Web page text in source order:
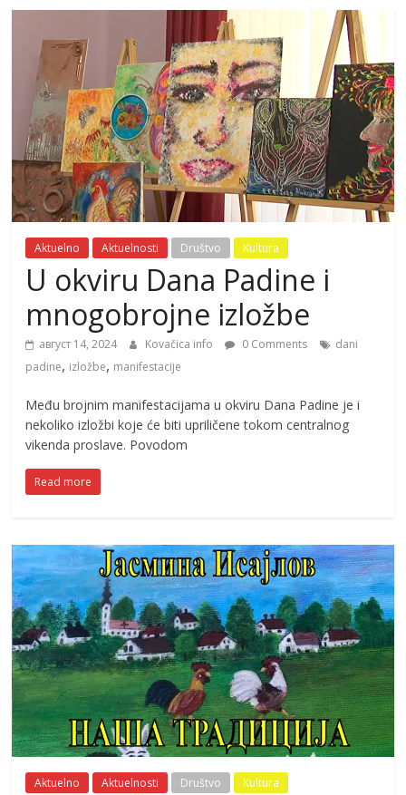
Aktuelno Aktuelnosti Društvo Kultura
U okviru Dana Padine i
mnogobrojne izložbe
август 14, 2024 Kovačica info 0 Comments
dani
padine, izložbe, manifestacije
Među brojnim manifestacijama u okviru Dana Padine je i
nekoliko izložbi koje će biti upriličene tokom centralnog
vikenda proslave. Povodom
Read more
Aktuelno Aktuelnosti Društvo Kultura